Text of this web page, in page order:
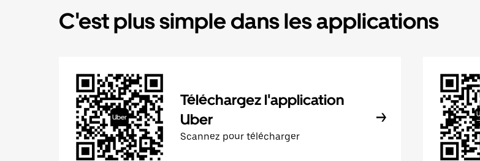
C'est plus simple dans les applications
Téléchargez l'application
Uber
Scannez pour télécharger